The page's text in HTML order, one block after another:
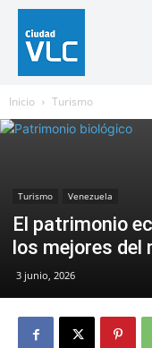
Inicio Turismo
Turismo Venezuela
El patrimonio
los mejores del
3 junio, 2026